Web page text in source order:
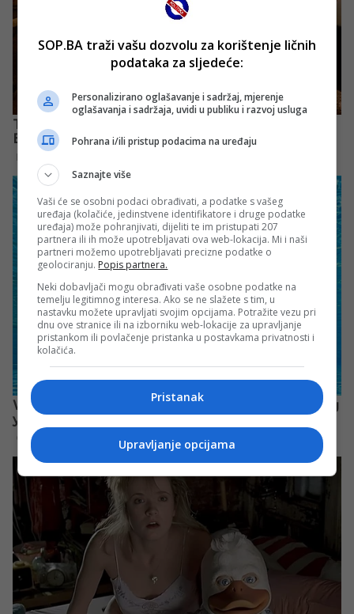
SOP.BA traži vašu dozvolu za korištenje ličnih
podataka za sljedeće:
Personalizirano oglašavanje i sadržaj, mjerenje
oglašavanja i sadržaja, uvidi u publiku i razvoj usluga
Pohrana i/ili pristup podacima na uređaju
Saznajte više
Vaši će se osobni podaci obrađivati, a podatke s vašeg
uređaja (kolačiće, jedinstvene identifikatore i druge podatke
uređaja) može pohranjivati, dijeliti te im pristupati 207
partnera ili ih može upotrebljavati ova web-lokacija. Mi i naši
partneri možemo upotrebljavati precizne podatke o
geolociranju. Popis partnera.
Neki dobavljači mogu obrađivati vaše osobne podatke na
temelju legitimnog interesa. Ako se ne slažete s tim, u
nastavku možete upravljati svojim opcijama. Potražite vezu pri
dnu ove stranice ili na izborniku web-lokacije za upravljanje
pristankom ili povlačenje pristanka u postavkama privatnosti i
kolačića.
Pristanak
Upravljanje opcijama